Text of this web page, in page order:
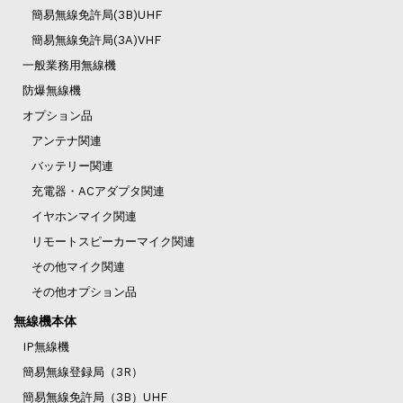
簡易無線免許局(3B)UHF
簡易無線免許局(3A)VHF
一般業務用無線機
防爆無線機
オプション品
アンテナ関連
バッテリー関連
充電器・ACアダプタ関連
イヤホンマイク関連
リモートスピーカーマイク関連
その他マイク関連
その他オプション品
無線機本体
IP無線機
簡易無線登録局（3R）
簡易無線免許局（3B）UHF